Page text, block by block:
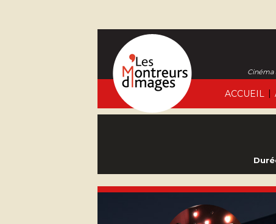
ACCUEIL |
Cinéma